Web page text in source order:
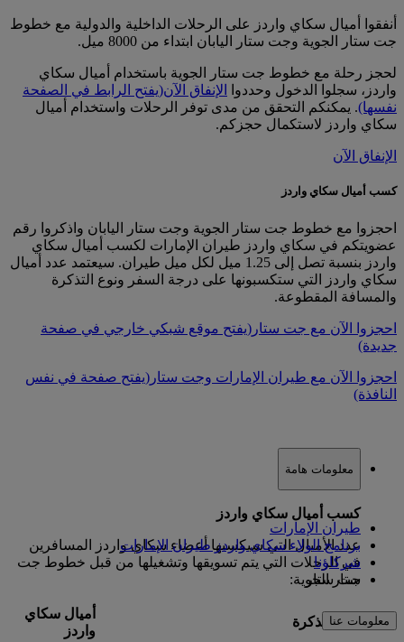
أنفقوا أميال سكاي واردز على الرحلات الداخلية والدولية مع خطوط
جت ستار الجوية وجت ستار اليابان ابتداء من 8000 ميل.
لحجز رحلة مع خطوط جت ستار الجوية باستخدام أميال سكاي
واردز، سجلوا الدخول وحددوا
الإنفاق الآن(يفتح الرابط في الصفحة
نفسها). يمكنكم التحقق من مدى توفر الرحلات واستخدام أميال
سكاي واردز لاستكمال حجزكم.
الإنفاق الآن
كسب أميال سكاي واردز
احجزوا مع خطوط جت ستار الجوية وجت ستار اليابان واذكروا رقم
عضويتكم في سكاي واردز طيران الإمارات لكسب أميال سكاي
واردز بنسبة تصل إلى 1.25 ميل لكل ميل طيران. سيعتمد عدد أميال
سكاي واردز التي ستكسبونها على درجة السفر ونوع التذكرة
والمسافة المقطوعة.
احجزوا الآن مع جت ستار (يفتح موقع شبكي خارجي في صفحة
جديدة)
احجزوا الآن مع طيران الإمارات وجت ستار (يفتح صفحة في نفس
النافذة)
معلومات هامة
كسب أميال سكاي واردز
عدد الأميال التي سيكسبها أعضاء سكاي واردز المسافرين
في الرحلات التي يتم تسويقها وتشغيلها من قبل خطوط جت
ستار الجوية:
نوع التذكرة
أميال سكاي
واردز
طيران الإمارات
برنامج الولاء سكاي واردز طيران الإمارات
شركاؤنا
جت ستار
معلومات عنا